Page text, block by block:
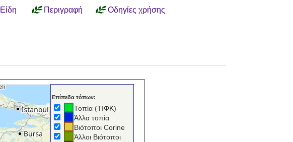
Είδη Περιγραφή Οδηγίες χρήσης
Επίπεδα τόπων:
Τοπία (ΤΙΦΚ)
Άλλα τοπία
Βιότοποι Corine
Άλλοι Βιότοποι